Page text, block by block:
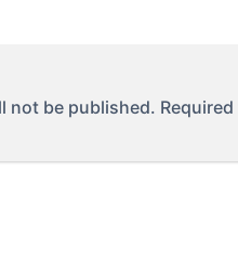
not be published.